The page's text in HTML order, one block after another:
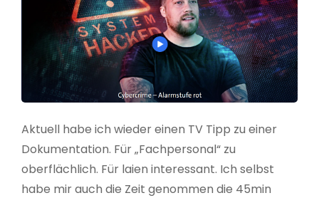
Aktuell habe ich wieder einen TV Tipp zu einer
Dokumentation. Für „Fachpersonal“ zu
oberflächlich. Für laien interessant. Ich selbst
habe mir auch die Zeit genommen die 45min